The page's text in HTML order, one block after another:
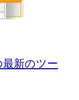
新のツー